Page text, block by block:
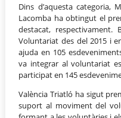
Dins d’aquesta categoria,
Lacomba ha obtingut el
destacat, respectivament.
Voluntariat des del 2015 i
ajuda en 105
va integrar al voluntariat
participat en 145
València Triatló ha sigut
suport al moviment del